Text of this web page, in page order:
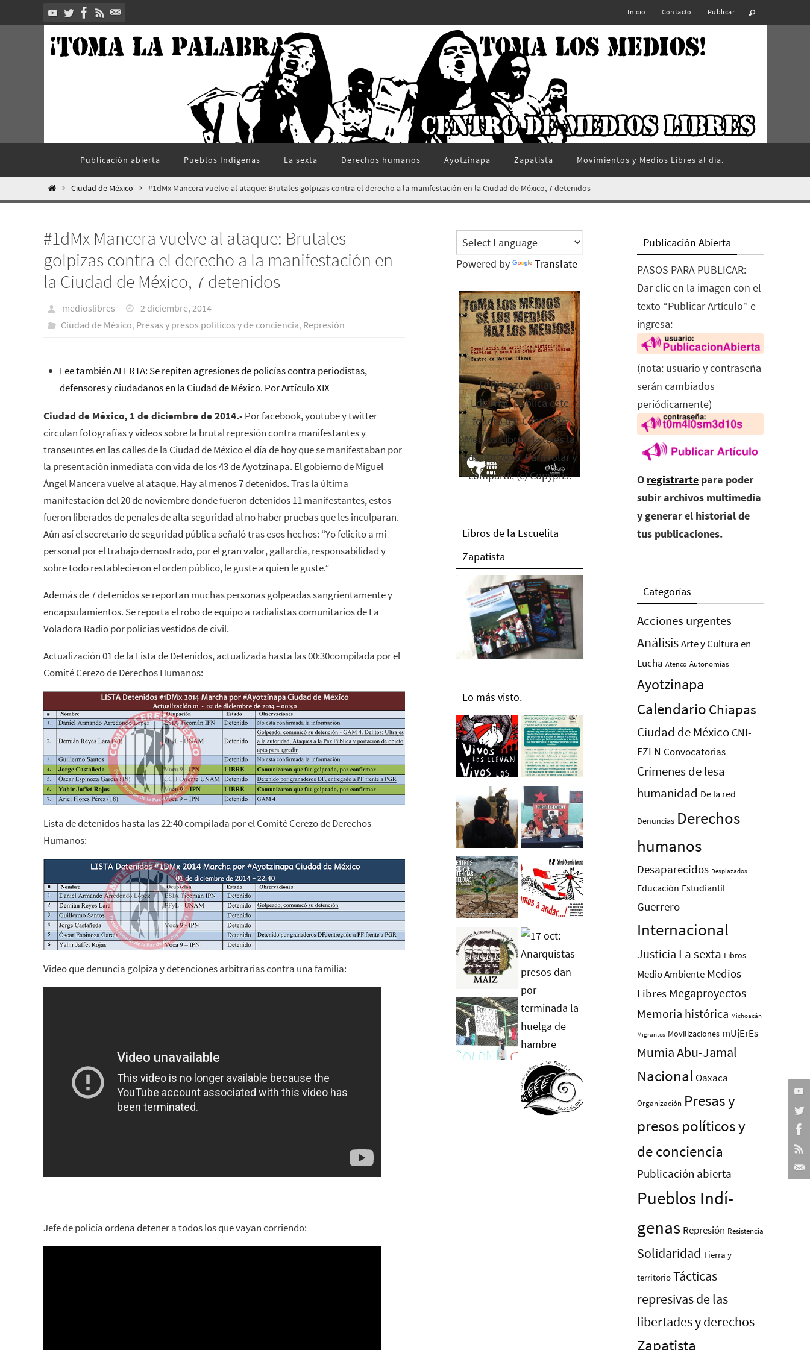
al
Inicio Contacto Publicar
contenido
Publicación abierta Pueblos Indí­genas La sexta Derechos humanos Ayotzinapa Zapatista Movimientos y Medios Libres al día.
InicioCiudad de México #1dMx Mancera vuelve al ataque: Brutales golpizas contra el derecho a la manifestación en la Ciudad de México, 7 detenidos
#1dMx Mancera vuelve al ataque: Brutales
golpizas contra el derecho a la manifestación en
la Ciudad de México, 7 detenidos
medioslibres
2 diciembre, 2014
Ciudad de México, Presas y presos polí­ticos y de conciencia, Represión
Lee también ALERTA: Se repiten agresiones de policías contra periodistas,
defensores y ciudadanos en la Ciudad de México. Por Artículo XIX
Ciudad de México, 1 de diciembre de 2014.- Por facebook, youtube y twitter
circulan fotografías y videos sobre la brutal represión contra manifestantes y
transeuntes en las calles de la Ciudad de México el día de hoy que se manifestaban por
la presentación inmediata con vida de los 43 de Ayotzinapa. El gobierno de Miguel
Ángel Mancera vuelve al ataque. Hay al menos 7 detenidos. Tras la última
manifestación del 20 de noviembre donde fueron detenidos 11 manifestantes, estos
fueron liberados de penales de alta seguridad al no haber pruebas que les inculparan.
Aún así el secretario de seguridad pública señaló tras esos hechos: “Yo felicito a mi
personal por el trabajo demostrado, por el gran valor, gallardía, responsabilidad y
sobre todo restablecieron el orden público, le guste a quien le guste.”
Además de 7 detenidos se reportan muchas personas golpeadas sangrientamente y
encapsulamientos. Se reporta el robo de equipo a radialistas comunitarios de La
Voladora Radio por policías vestidos de civil.
Actualización 01 de la Lista de Detenidos, actualizada hasta las 00:30compilada por el
Comité Cerezo de Derechos Humanos:
Lista de detenidos hasta las 22:40 compilada por el Comité Cerezo de Derechos
Humanos:
Video que denuncia golpiza y detenciones arbitrarias contra una familia:
Jefe de policía ordena detener a todos los que vayan corriendo:
Powered by Translate
El Rebozo, Palapa
Editorial, publica este
folleto del Centro de
Medios Libres. Esta es la
edición 2016. Para rolar y
compartir. (c) Copyplis.
Libros de la Escuelita
Zapatista
Lo más visto.
Publicación Abierta
PASOS PARA PUBLICAR:
Dar clic en la imagen con el
texto “Publicar Artículo” e
ingresa:
(nota: usuario y contraseña
serán cambiados
periódicamente)
O registrarte para poder
subir archivos multimedia
y generar el historial de
tus publicaciones.
Categorías
Acciones urgentes
AnálisisArte y Cultura en
Lucha Atenco Autonomías
Ayotzinapa
Calendario Chiapas
Ciudad de México CNI-
EZLN Convocatorias
Crímenes de lesa
humanidad De la red
Denuncias Derechos
humanos
Desaparecidos Desplazados
Educación Estudiantil
Guerrero
Internacional
Justicia La sexta Libros
Medio Ambiente Medios
Libres Megaproyectos
Memoria histórica Michoacán
Migrantes Movilizaciones mUjErEs
Mumia Abu-Jamal
Nacional Oaxaca
Organización Presas y
presos polí­ticos y
de conciencia
Publicación abierta
Pueblos Indí­
genas Represión Resistencia
Solidaridad Tierra y
territorio Tácticas
represivas de las
libertades y derechos
Zapatista